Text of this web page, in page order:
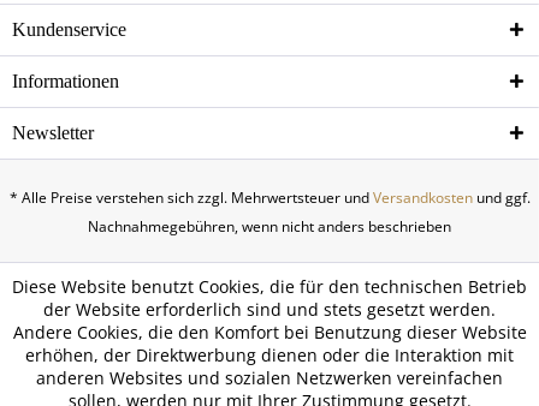
Kundenservice
Informationen
Newsletter
* Alle Preise verstehen sich zzgl. Mehrwertsteuer undVersandkostenund ggf.
Nachnahmegebühren, wenn nicht anders beschrieben
Diese Website benutzt Cookies, die für den technischen Betrieb
der Website erforderlich sind und stets gesetzt werden.
Andere Cookies, die den Komfort bei Benutzung dieser Website
erhöhen, der Direktwerbung dienen oder die Interaktion mit
anderen Websites und sozialen Netzwerken vereinfachen
sollen, werden nur mit Ihrer Zustimmung gesetzt.